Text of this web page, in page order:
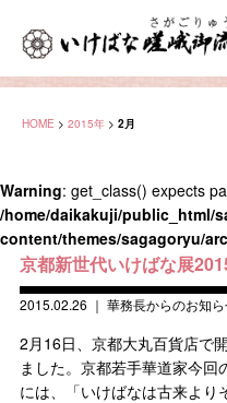
HOME > 2015年 > 2月
Warning: get_class() expects
/home/daikakuji/public_html/
content/themes/sagagoryu/
京都新世代いけばな展
2015.02.26 ｜ 華務長からのお知
2月16日、京都大丸百貨店で
ました。京都若手華道家今回
には、「いけばなは古来より